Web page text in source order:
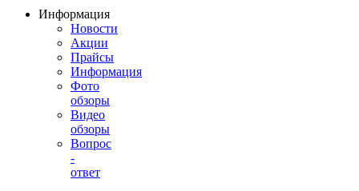
Информация
Новости
Акции
Прайсы
Информация
Фото
обзоры
Видео
обзоры
Вопрос
-
ответ